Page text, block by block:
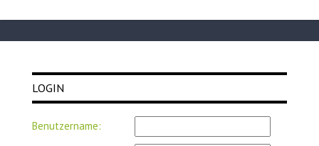
LOGIN
Benutzername: